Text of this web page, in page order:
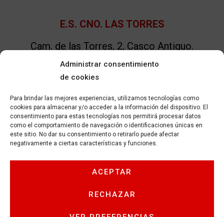
Administrar consentimiento
de cookies
Para brindar las mejores experiencias, utilizamos tecnologías como
cookies para almacenar y/o acceder a la información del dispositivo. El
consentimiento para estas tecnologías nos permitirá procesar datos
como el comportamiento de navegación o identificaciones únicas en
este sitio. No dar su consentimiento o retirarlo puede afectar
negativamente a ciertas características y funciones.
ACEPTAR
RECHAZAR
E.S. CNO. LAS TORRES
Cam. de las Torres, 2, Casco Antiguo.
50.008. Zaragoza.
876 65 39 27
E.S. LA ROMERA
A-2 SALIDA 284 DIR.- ZARAGOZA.
50.290. Épila.
976 60 00 56
POLÍTICA DE PRIVACIDAD